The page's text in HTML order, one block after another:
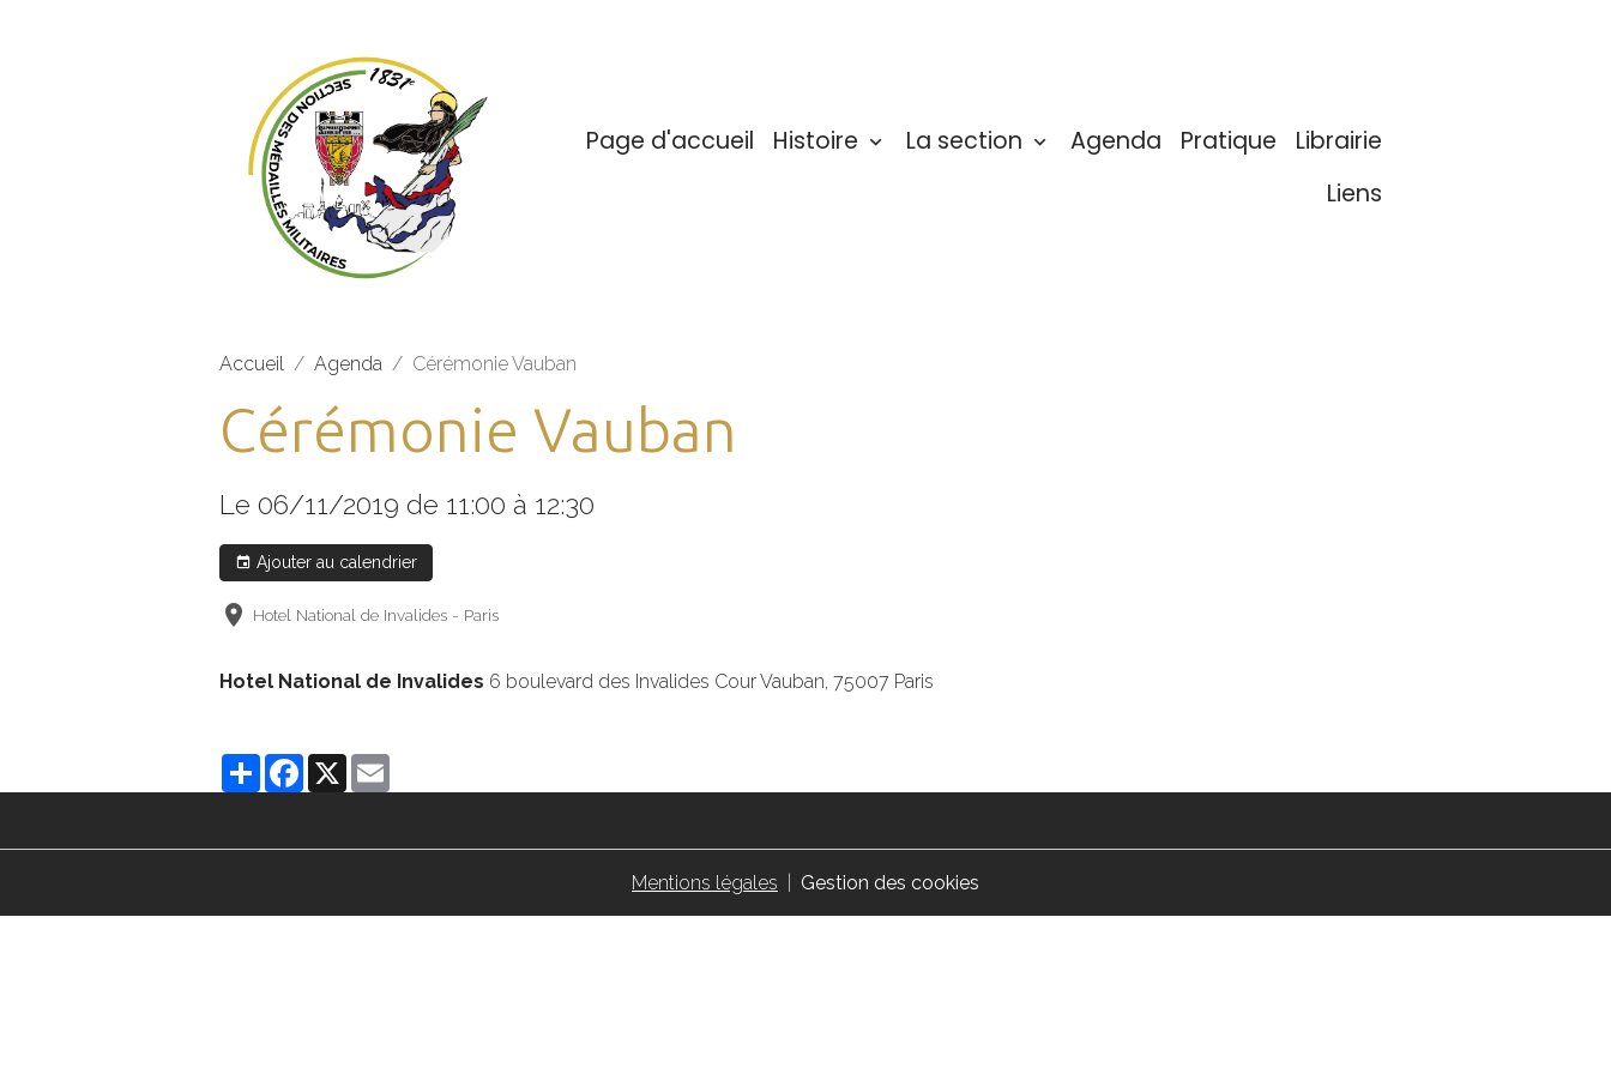
Page d'accueil Histoire La section Agenda Pratique
Librairie
Liens
Accueil Agenda Cérémonie Vauban
Cérémonie Vauban
Le 06/11/2019 de 11:00 à 12:30
Ajouter au calendrier
Hotel National de Invalides - Paris
Hotel National de Invalides 6 boulevard des Invalides Cour Vauban, 75007 Paris
PartagerFacebook
X
Mentions légales Gestion des cookies